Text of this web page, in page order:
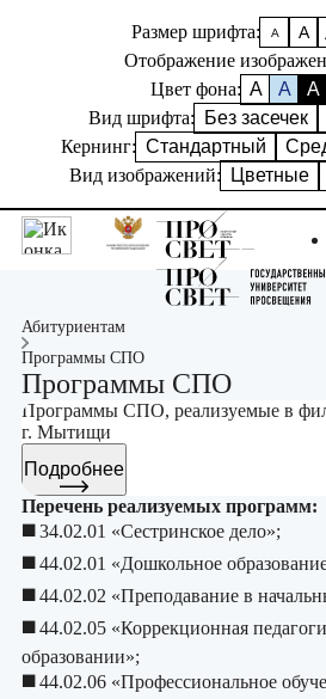
Размер шрифта: А А
Отображение
Цвет фона: A A A
Вид шрифта:
Без засечек
Кернинг: Стандартный
Вид изображений:
Цветные
Абитуриентам
Программы СПО
Программы СПО
Программы СПО, реализуемые в
г. Мытищи
Подробнее
Перечень реализуемых программ:
◼️34.02.01 «Сестринское дело»;
◼️44.02.01 «Дошкольное
◼️ 44.02.02 «Преподавание в
◼️44.02.05 «Коррекционная
образовании»;
◼️44.02.06 «Профессиональное